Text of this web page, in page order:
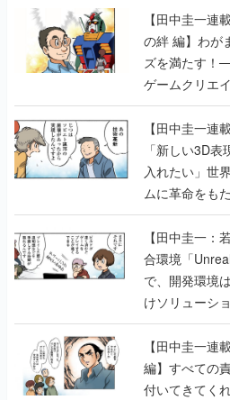
【田中圭一連載
の絆 編】わが
ズを満たす！
ゲームクリエ
【若ゲのいた
【田中圭一連
「新しい3D
入れたい」世
ムに革命をも
のいたり】
【田中圭一：
合環境「
で、開発環境
けソリューシ
に行って、よ
【田中圭一連
編】すべての
付いてきてく